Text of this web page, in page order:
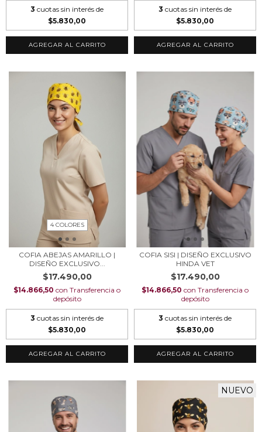
3 cuotas sin interés de
$5.830,00
AGREGAR AL CARRITO
3 cuotas sin interés de
$5.830,00
AGREGAR AL CARRITO
4 COLORES
COFIA ABEJAS AMARILLO |
DISEÑO EXCLUSIVO...
$17.490,00
$14.866,50 con Transferencia o
depósito
3 cuotas sin interés de
$5.830,00
AGREGAR AL CARRITO
COFIA SISI | DISEÑO EXCLUSIVO
HINDA VET
$17.490,00
$14.866,50 con Transferencia o
depósito
3 cuotas sin interés de
$5.830,00
AGREGAR AL CARRITO
NUEVO